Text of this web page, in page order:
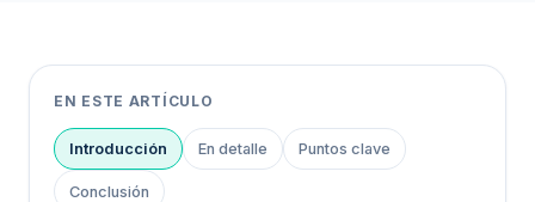
EN ESTE ARTÍCULO
Introducción En detalle Puntos clave
Conclusión